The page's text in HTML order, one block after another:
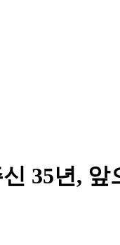
35년,